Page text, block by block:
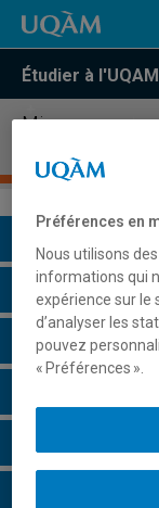
Étudier à l'UQAM
Conditions
Cours à suivre
Remarques et
Préférences en
Nous utilisons
informations qui
expérience sur le
d’analyser les
pouvez
« Préférences ».